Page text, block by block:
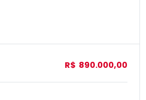
R$ 890.000,00